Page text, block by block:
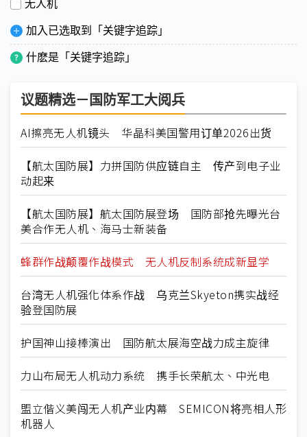
无人机
加入已选取到「关键字追踪」
什麽是「关键字追踪」
议题精选－国防军工大阅兵
AI擦亮无人机镜头 华晶科美国警用订单2026出货
【航太国防展】力拼国防供应链自主 传产到电子业
动起来
【航太国防展】航太国防展登场 国防部抢先曝光台
美合作无人机、海马士新装备
蜂群作战颠覆作战模式 无人机反制系统成新显学
台湾无人机强化体系作战 乌克兰Skyeton携实战经
验登国防展
护国神山接棒演出 国防航太展海空战力成主旋律
力山布局无人机动力系统 携手长荣航太、中光电
盟立偕义美闯无人机产业内幕 SEMICON将亮相人形
机器人